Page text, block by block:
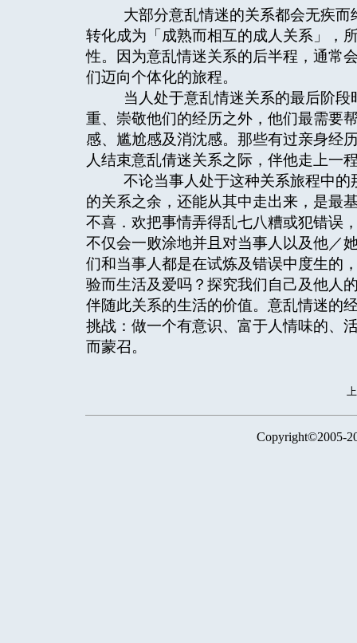
大部分意乱情迷的关系都会无疾而
转化成为「成熟而相互的成人关系」，
性。因为意乱情迷关系的后半程，通常
们迈向个体化的旅程。
当人处于意乱情迷关系的最后阶段
重、崇敬他们的经历之外，他们最需要
感、尴尬感及消沈感。那些有过亲身经
人结束意乱倩迷关系之际，伴他走上一
不论当事人处于这种关系旅程中的
的关系之余，还能从其中走出来，是最
不喜．欢把事情弄得乱七八糟或犯错误
不仅会一败涂地并且对当事人以及他／
们和当事人都是在试炼及错误中度生的
验而生活及爱吗？探究我们自己及他人
伴随此关系的生活的价值。意乱情迷的
挑战：做一个有意识、富于人情味的、
而蒙召。
Copyright©2005-